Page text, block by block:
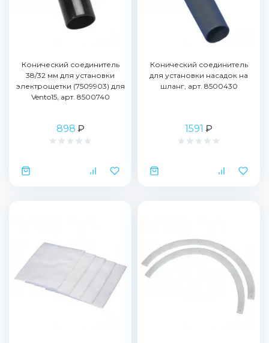
Конический соединитель
38/32 мм для установки
электрощетки (7509903) для
Vento15, арт. 8500740
898 ₽
Конический соединитель
для установки насадок на
шланг, арт. 8500430
1591 ₽